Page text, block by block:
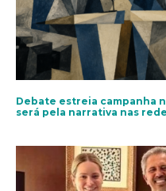
Debate estreia campanha
será pela narrativa nas